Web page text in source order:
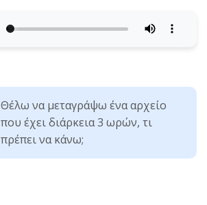
Θέλω να μεταγράψω ένα αρχείο
που έχει διάρκεια 3 ωρών, τι
πρέπει να κάνω;